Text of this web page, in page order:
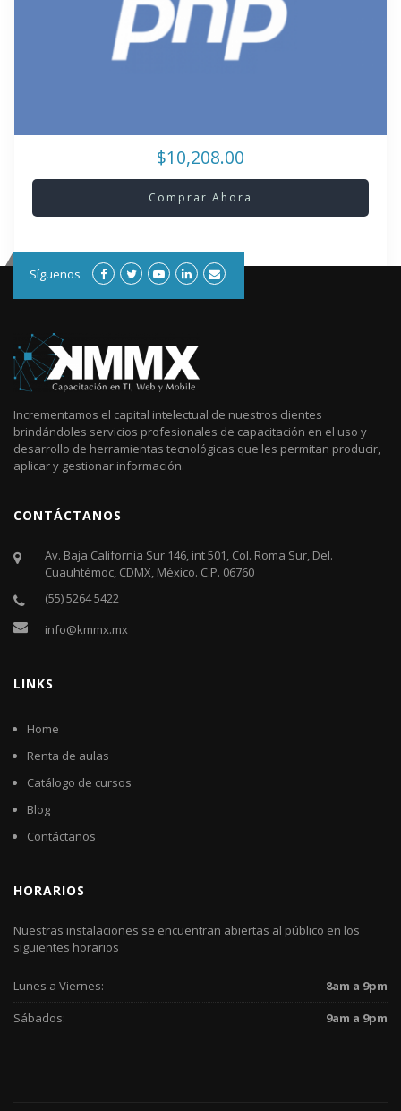
$10,208.00
Comprar Ahora
Síguenos
Incrementamos el capital intelectual de nuestros clientes
brindándoles servicios profesionales de capacitación en el uso y
desarrollo de herramientas tecnológicas que les permitan producir,
aplicar y gestionar información.
CONTÁCTANOS
Av. Baja California Sur 146, int 501, Col. Roma Sur, Del.
Cuauhtémoc, CDMX, México. C.P. 06760​
(55) 5264 5422
info@kmmx.mx
LINKS
Home
Renta de aulas
Catálogo de cursos
Blog
Contáctanos
HORARIOS
Nuestras instalaciones se encuentran abiertas al público en los
siguientes horarios
Lunes a Viernes:
8am a 9pm
Sábados:
9am a 9pm